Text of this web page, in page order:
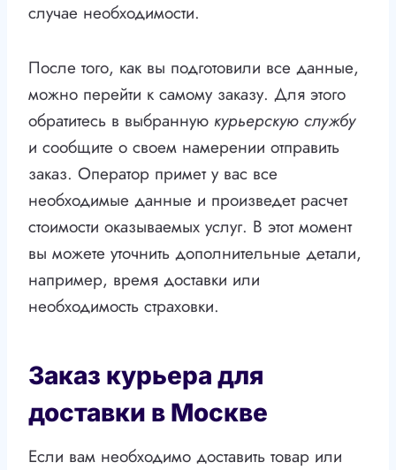
случае необходимости.
После того, как вы подготовили все данные,
можно перейти к самому заказу. Для этого
обратитесь в выбранную курьерскую службу
и сообщите о своем намерении отправить
заказ. Оператор примет у вас все
необходимые данные и произведет расчет
стоимости оказываемых услуг. В этот момент
вы можете уточнить дополнительные детали,
например, время доставки или
необходимость страховки.
Заказ курьера для
доставки в Москве
Если вам необходимо доставить товар или